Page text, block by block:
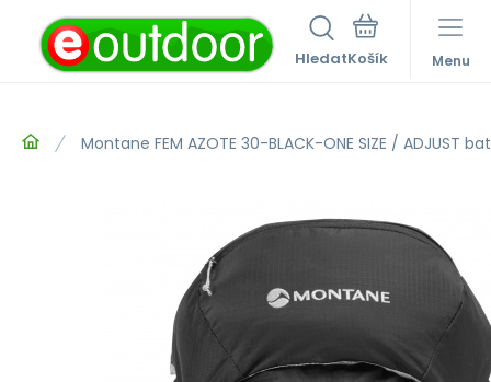
Hledat Menu
Montane FEM AZOTE 30-BLACK-ONE SIZE / ADJUST